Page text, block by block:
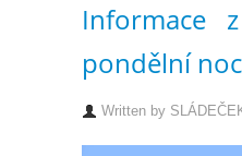
Informace
pondělní
Written by